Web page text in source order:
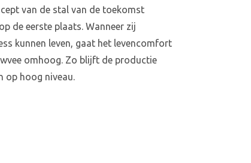
van de stal van de toekomst
de eerste plaats. Wanneer zij
kunnen leven, gaat het levencomfort
omhoog. Zo blijft de productie
op hoog niveau.